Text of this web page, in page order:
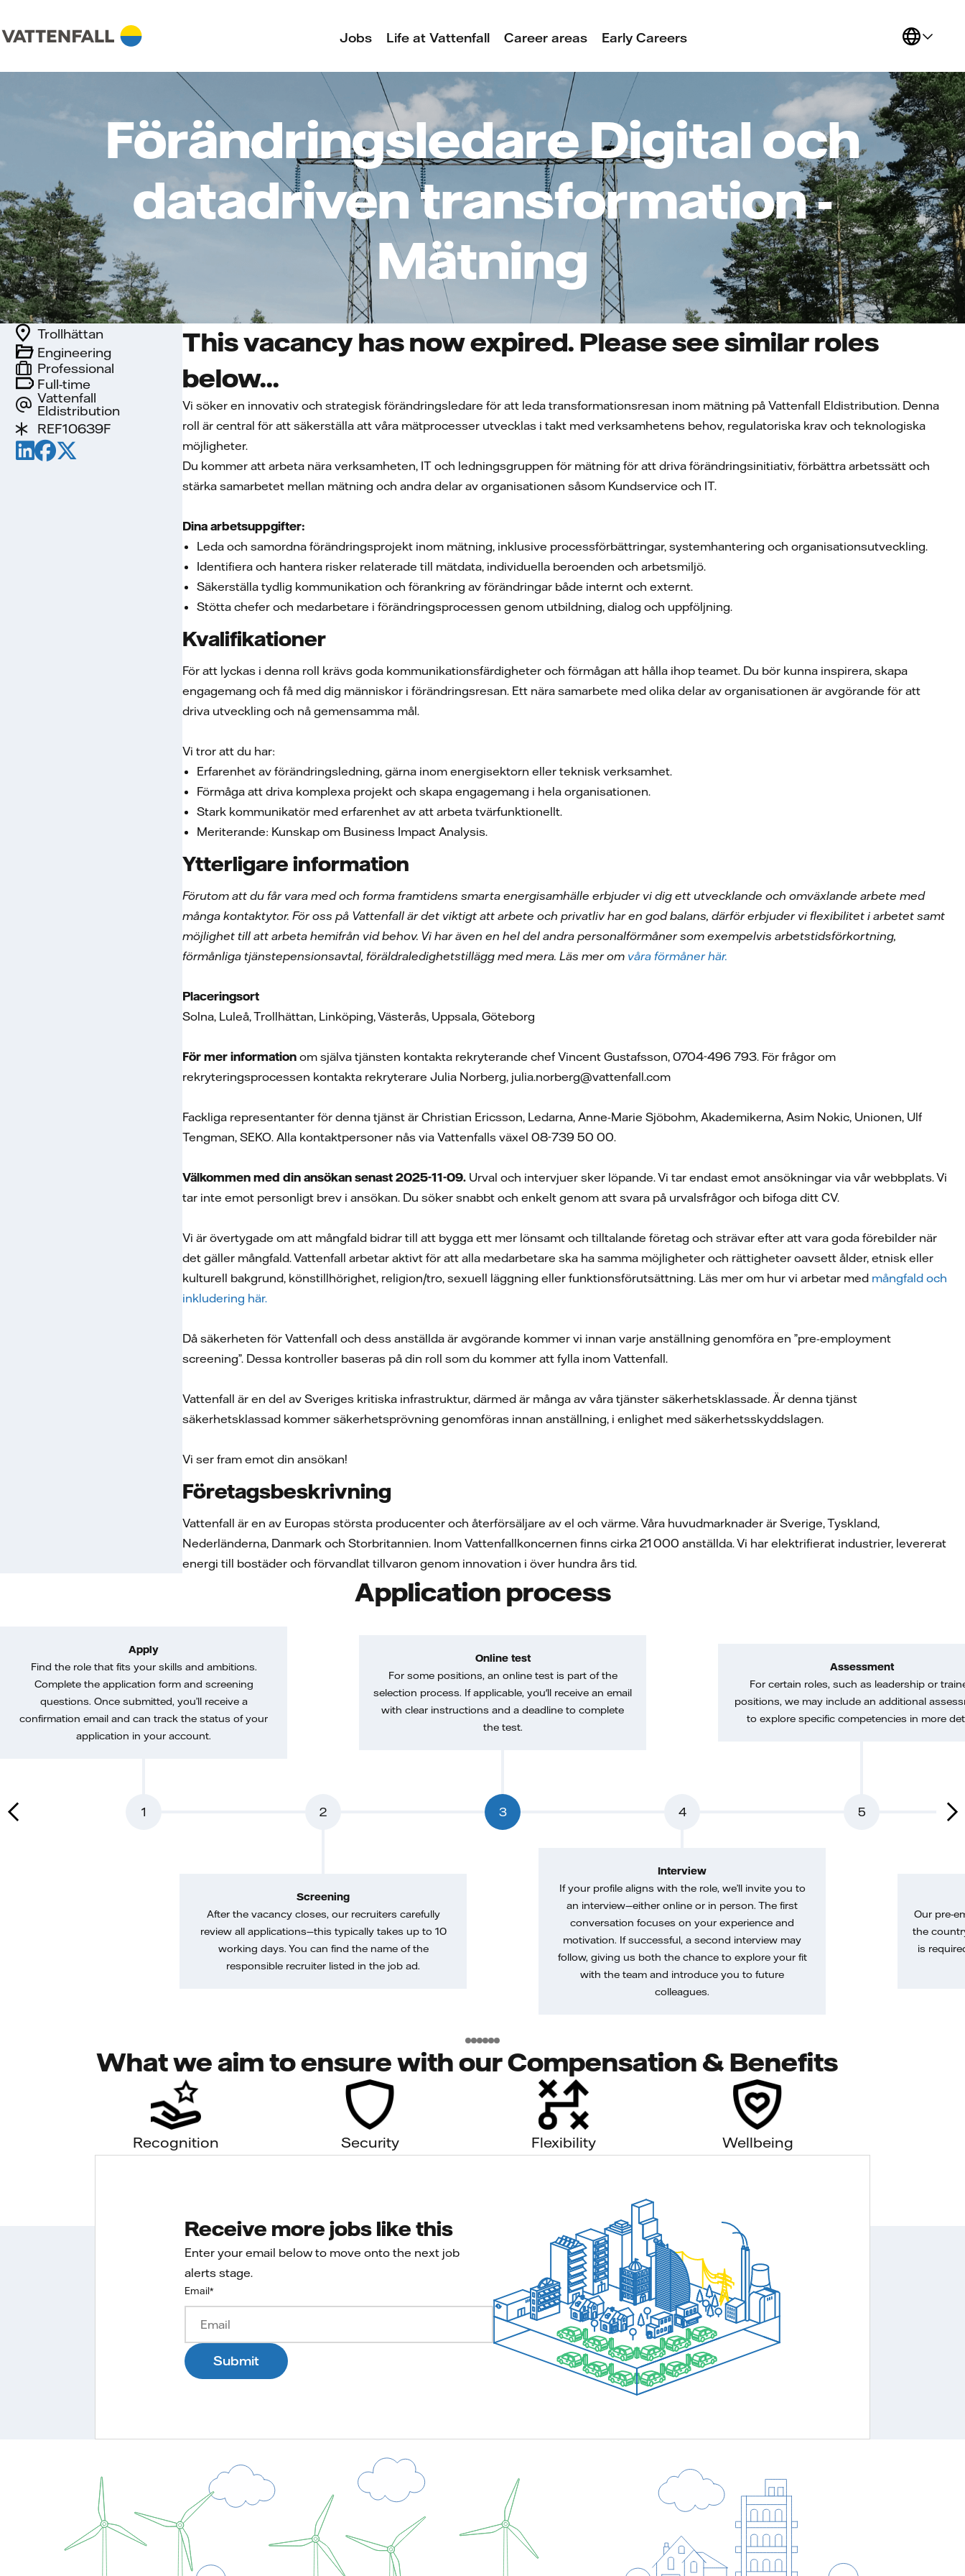
Jobs Life at Vattenfall Career areas Early Careers
Förändringsledare Digital och
datadriven transformation -
Mätning
Full-time
Vattenfall
Eldistribution
Engineering
Trollhättan
Professional
REF10639F
This vacancy has now expired. Please see similar roles
below...
Vi söker en innovativ och strategisk förändringsledare för att leda transformationsresan inom mätning på Vattenfall Eldistribution. Denna
roll är central för att säkerställa att våra mätprocesser utvecklas i takt med verksamhetens behov, regulatoriska krav och teknologiska
möjligheter.
Du kommer att arbeta nära verksamheten, IT och ledningsgruppen för mätning för att driva förändringsinitiativ, förbättra arbetssätt och
stärka samarbetet mellan mätning och andra delar av organisationen såsom Kundservice och IT.
Dina arbetsuppgifter:
Leda och samordna förändringsprojekt inom mätning, inklusive processförbättringar, systemhantering och organisationsutveckling.
Identifiera och hantera risker relaterade till mätdata, individuella beroenden och arbetsmiljö.
Säkerställa tydlig kommunikation och förankring av förändringar både internt och externt.
Stötta chefer och medarbetare i förändringsprocessen genom utbildning, dialog och uppföljning.
Kvalifikationer
För att lyckas i denna roll krävs goda kommunikationsfärdigheter och förmågan att hålla ihop teamet. Du bör kunna inspirera, skapa
engagemang och få med dig människor i förändringsresan. Ett nära samarbete med olika delar av organisationen är avgörande för att
driva utveckling och nå gemensamma mål.
Vi tror att du har:
Erfarenhet av förändringsledning, gärna inom energisektorn eller teknisk verksamhet.
Förmåga att driva komplexa projekt och skapa engagemang i hela organisationen.
Stark kommunikatör med erfarenhet av att arbeta tvärfunktionellt.
Meriterande: Kunskap om Business Impact Analysis.
Ytterligare information
Förutom att du får vara med och forma framtidens smarta energisamhälle erbjuder vi dig ett utvecklande och omväxlande arbete med
många kontaktytor. För oss på Vattenfall är det viktigt att arbete och privatliv har en god balans, därför erbjuder vi flexibilitet i arbetet samt
möjlighet till att arbeta hemifrån vid behov. Vi har även en hel del andra personalförmåner som exempelvis arbetstidsförkortning,
förmånliga tjänstepensionsavtal, föräldraledighetstillägg med mera. Läs mer om våra förmåner här.
Placeringsort
Solna, Luleå, Trollhättan, Linköping, Västerås, Uppsala, Göteborg
För mer information om själva tjänsten kontakta rekryterande chef Vincent Gustafsson, 0704-496 793. För frågor om
rekryteringsprocessen kontakta rekryterare Julia Norberg, julia.norberg@vattenfall.com
Fackliga representanter för denna tjänst är Christian Ericsson, Ledarna, Anne-Marie Sjöbohm, Akademikerna, Asim Nokic, Unionen, Ulf
Tengman, SEKO. Alla kontaktpersoner nås via Vattenfalls växel 08-739 50 00.
Välkommen med din ansökan senast 2025-11-09.Urval och intervjuer sker löpande. Vi tar endast emot ansökningar via vår webbplats. Vi
tar inte emot personligt brev i ansökan. Du söker snabbt och enkelt genom att svara på urvalsfrågor och bifoga ditt CV.
Vi är övertygade om att mångfald bidrar till att bygga ett mer lönsamt och tilltalande företag och strävar efter att vara goda förebilder när
det gäller mångfald. Vattenfall arbetar aktivt för att alla medarbetare ska ha samma möjligheter och rättigheter oavsett ålder, etnisk eller
kulturell bakgrund, könstillhörighet, religion/tro, sexuell läggning eller funktionsförutsättning. Läs mer om hur vi arbetar med mångfald och
inkludering här.
Då säkerheten för Vattenfall och dess anställda är avgörande kommer vi innan varje anställning genomföra en ”pre-employment
screening”. Dessa kontroller baseras på din roll som du kommer att fylla inom Vattenfall.
Vattenfall är en del av Sveriges kritiska infrastruktur, därmed är många av våra tjänster säkerhetsklassade. Är denna tjänst
säkerhetsklassad kommer säkerhetsprövning genomföras innan anställning, i enlighet med säkerhetsskyddslagen.
Vi ser fram emot din ansökan!
Företagsbeskrivning
Vattenfall är en av Europas största producenter och återförsäljare av el och värme. Våra huvudmarknader är Sverige, Tyskland,
Nederländerna, Danmark och Storbritannien. Inom Vattenfallkoncernen finns cirka 21 000 anställda. Vi har elektrifierat industrier, levererat
energi till bostäder och förvandlat tillvaron genom innovation i över hundra års tid.
Application process
1
Apply
Find the role that fits your skills and ambitions.
Complete the application form and screening
questions. Once submitted, you’ll receive a
confirmation email and can track the status of your
application in your account.
2
Screening
After the vacancy closes, our recruiters carefully
review all applications—this typically takes up to 10
working days. You can find the name of the
responsible recruiter listed in the job ad.
3
Online test
For some positions, an online test is part of the
selection process. If applicable, you'll receive an email
with clear instructions and a deadline to complete
the test.
4
Interview
If your profile aligns with the role, we’ll invite you to
an interview—either online or in person. The first
conversation focuses on your experience and
motivation. If successful, a second interview may
follow, giving us both the chance to explore your fit
with the team and introduce you to future
colleagues.
5
Assessment
For certain roles, such as leadership or
positions, we may include an additional
to explore specific competencies in more
Our pre-
the
is
What we aim to ensure with our Compensation & Benefits
Recognition Security Flexibility Wellbeing
Receive more jobs like this
Enter your email below to move onto the next job
alerts stage.
Email*
Submit